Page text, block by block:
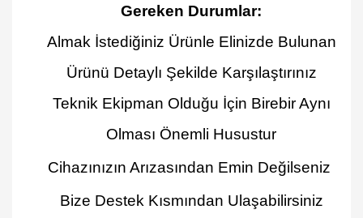
Gereken Durumlar:
Almak İstediğiniz Ürünle Elinizde Bulunan
Ürünü Detaylı Şekilde Karşılaştırınız
Teknik Ekipman Olduğu İçin Birebir Aynı
Olması Önemli Husustur
Cihazınızın Arızasından Emin Değilseniz
Bize Destek Kısmından Ulaşabilirsiniz